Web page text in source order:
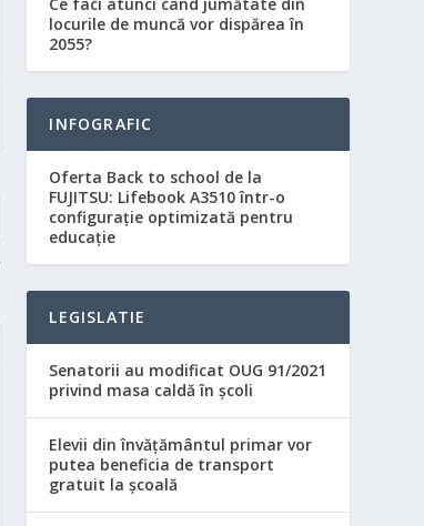
locurile de muncă vor dispărea în
2055?
INFOGRAFIC
Oferta Back to school de la
FUJITSU: Lifebook A3510 într-o
configurație optimizată pentru
educație
LEGISLATIE
Senatorii au modificat OUG 91/2021
privind masa caldă în şcoli
Elevii din învăţământul primar vor
putea beneficia de transport
gratuit la şcoală